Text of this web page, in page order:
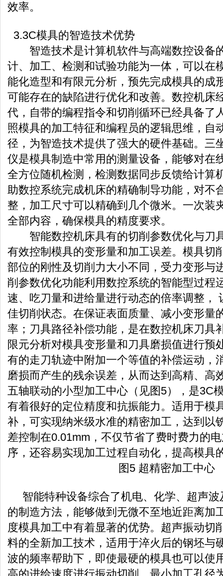
效率。
3.3C模具的智造技术优势
智造技术是计算机软件与高端数控设备
计、加工、检测和试验功能为一体，可以在
能化造型和有限元分析，预先完成模具的成
可能存在的缺陷进行优化和改善。数控机床
代，自带的编程指令和切削循环已经具备了
照模具的加工特征和编程员的逻辑思维，自
径，为智造技术提供了强大的硬件基础。三
仪是模具制造中常用的测量设备，能够对在
全方位随机检测，检测数据同步反馈给计算
助数控系统完成机床的精确制导功能，对不
整，加工尺寸可以精确到几个微米。一次装
全部内容，确保模具的精度要求。
智能数控机床具有的切削参数优化与刀
有效控制模具的变形量和加工误差。模具切
部位的刚性及切削力大小不同，受力变形与
削参数优化功能利用数控系统的智能型过程
速、吃刀量和进给量进行动态的倍率调整，
佳切削状态。在保证表面质量、减小变形量
率；刀具路径补偿功能，是在数控机床刀具
限元分析对模具变形量和刀具磨损值进行预
有的走刀轨迹中附加一个等值的补偿运动，
磨损而产生的残余误差，从而达到高精、高
五轴联动的小型加工中心（见图5），是3C
有着很好的定位精度和抗振能力。适用于模
补，可实现纳米级水准的精密加工，达到以
差控制在0.01mm，不仅节省了费时费力的
序，还容易实现加工过程自动化，提高模具
图5 超精密加工中心
智能特种设备综合了机电、化学、超声波
的制造方法，能够做到无微不至地近距离加
度模具加工中有着显著的优势。超声振动切
料的全新加工技术，适用于淬火后的钢坯与
波的频率帮助下，即使最硬的模具也可以使